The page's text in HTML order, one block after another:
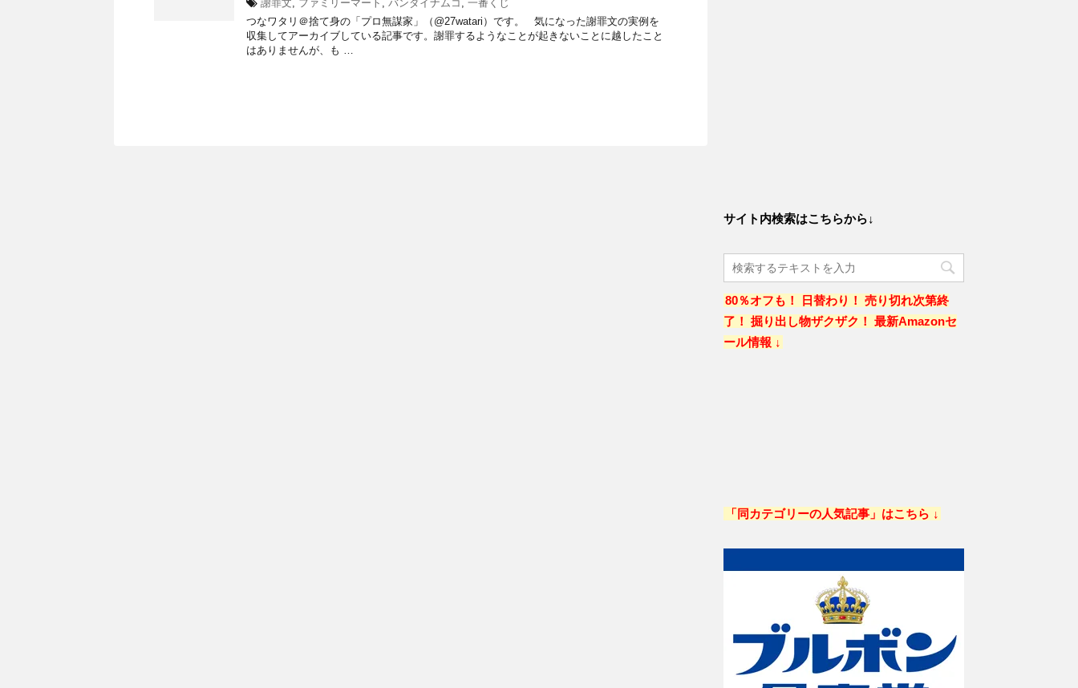
謝罪文, ファミリーマート , バンダイナムコ , 一番くじ
つなワタリ＠捨て身の「プロ無謀家」（@27watari）です。 気になった謝罪文の実例を
収集してアーカイブしている記事です。謝罪するようなことが起きないことに越したこと
はありませんが、も …
サイト内検索はこちらから↓
80％オフも！ 日替わり！ 売り切れ次第終
了！ 掘り出し物ザクザク！ 最新Amazonセ
ール情報 ↓
「同カテゴリーの人気記事」はこちら ↓